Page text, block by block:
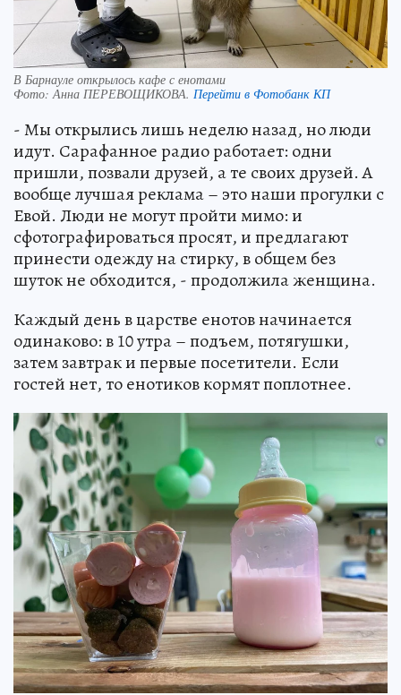
В Барнауле открылось кафе с енотами
Фото: Анна ПЕРЕВОЩИКОВА. Перейти в Фотобанк КП
- Мы открылись лишь неделю назад, но люди
идут. Сарафанное радио работает: одни
пришли, позвали друзей, а те своих друзей. А
вообще лучшая реклама – это наши прогулки с
Евой. Люди не могут пройти мимо: и
сфотографироваться просят, и предлагают
принести одежду на стирку, в общем без
шуток не обходится, - продолжила женщина.
Каждый день в царстве енотов начинается
одинаково: в 10 утра – подъем, потягушки,
затем завтрак и первые посетители. Если
гостей нет, то енотиков кормят поплотнее.